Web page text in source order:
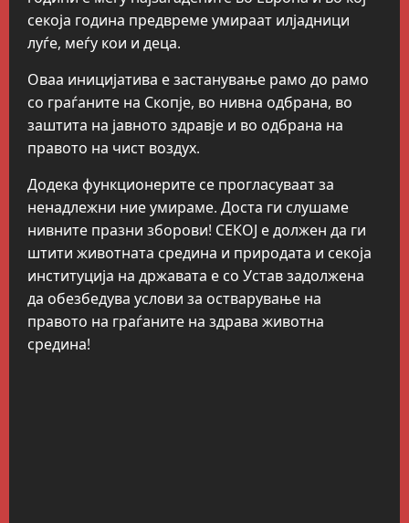
секоја година предвреме умираат илјадници
луѓе, меѓу кои и деца.
Оваа иницијатива е застанување рамо до рамо
со граѓаните на Скопје, во нивна одбрана, во
заштита на јавното здравје и во одбрана на
правото на чист воздух.
Додека функционерите се прогласуваат за
ненадлежни ние умираме. Доста ги слушаме
нивните празни зборови! СЕКОЈ е должен да ги
штити животната средина и природата и секоја
институција на државата е со Устав задолжена
да обезбедува услови за остварување на
правото на граѓаните на здрава животна
средина!